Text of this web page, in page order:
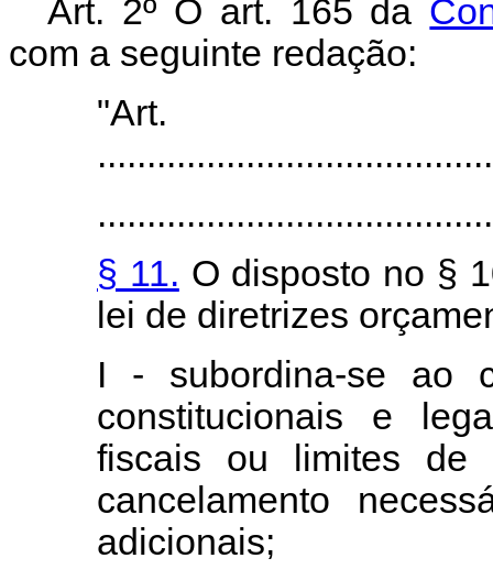
Art. 2º O art. 165 da
com a seguinte redação:
§ 11. O disposto no §
lei de diretrizes
I - subordina-se ao
constitucionais e
fiscais ou limites de
cancelamento
adicionais;